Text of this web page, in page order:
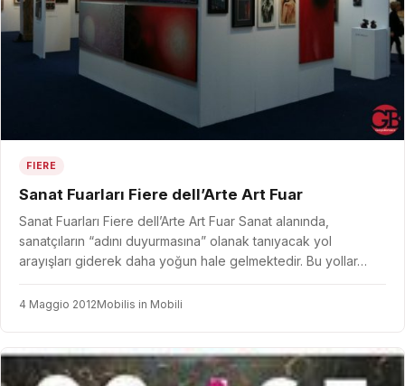
FIERE
Sanat Fuarları Fiere dell’Arte Art Fuar
Sanat Fuarları Fiere dell’Arte Art Fuar Sanat alanında,
sanatçıların “adını duyurmasına” olanak tanıyacak yol
arayışları giderek daha yoğun hale gelmektedir. Bu yollar…
4 Maggio 2012Mobilis in Mobili